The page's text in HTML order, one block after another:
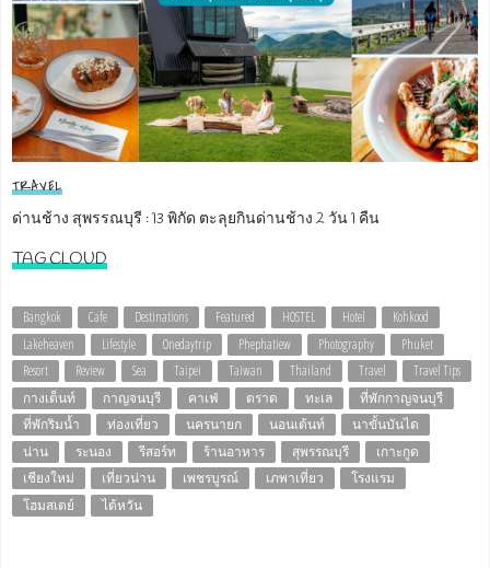
TRAVEL
ด่านช้าง สุพรรณบุรี : 13 พิกัด ตะลุยกินด่านช้าง 2 วัน 1 คืน
TAG CLOUD
Bangkok Cafe Destinations Featured HOSTEL Hotel
Kohkood
Lakeheaven
Lifestyle Onedaytrip Phephatiew Photography
Phuket
Resort
Review Sea Taipei Taiwan Thailand Travel
Travel Tips
กางเต็นท์
กาญจนบุรี คาเฟ่ ตราด ทะเล
ที่พักกาญจนบุรี
ที่พักริมน้ำ
ท่องเที่ยว นครนายก นอนเต้นท์
นาขั้นบันได
น่าน
ระนอง รีสอร์ท ร้านอาหาร สุพรรณบุรี
เกาะกูด
เชียงใหม่
เที่ยวน่าน เพชรบูรณ์ เภพาเที่ยว
โรงแรม
โฮมสเตย์
ไต้หวัน